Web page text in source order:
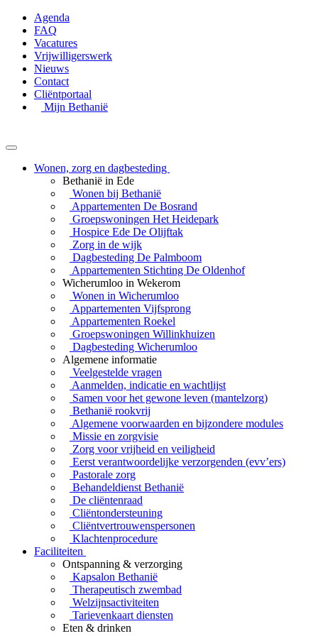
Agenda
FAQ
Vacatures
Vrijwilligerswerk
Nieuws
Contact
Cliëntportaal
Mijn Bethanië
Wonen, zorg en dagbesteding
Bethanië in Ede
Wonen bij Bethanië
Appartementen De Bosrand
Groepswoningen Het Heidepark
Hospice Ede De Olijftak
Zorg in de wijk
Dagbesteding De Palmboom
Appartementen Stichting De Oldenhof
Wicherumloo in Wekerom
Wonen in Wicherumloo
Appartementen Vijfsprong
Appartementen Roekel
Groepswoningen Willinkhuizen
Dagbesteding Wicherumloo
Algemene informatie
Veelgestelde vragen
Aanmelden, indicatie en wachtlijst
Samen voor het gewone leven (mantelzorg)
Bethanië rookvrij
Algemene voorwaarden en bijzondere modules
Missie en zorgvisie
Zorg voor vrijheid en veiligheid
Eerst verantwoordelijke verzorgenden (evv’ers)
Pastorale zorg
Behandeldienst Bethanië
De cliëntenraad
Cliëntondersteuning
Cliëntvertrouwenspersonen
Klachtenprocedure
Faciliteiten
Ontspanning & verzorging
Kapsalon Bethanië
Therapeutisch zwembad
Welzijnsactiviteiten
Tarievenkaart diensten
Eten & drinken